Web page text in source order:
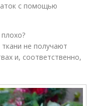
с помощью
не получают
и, соответственно,